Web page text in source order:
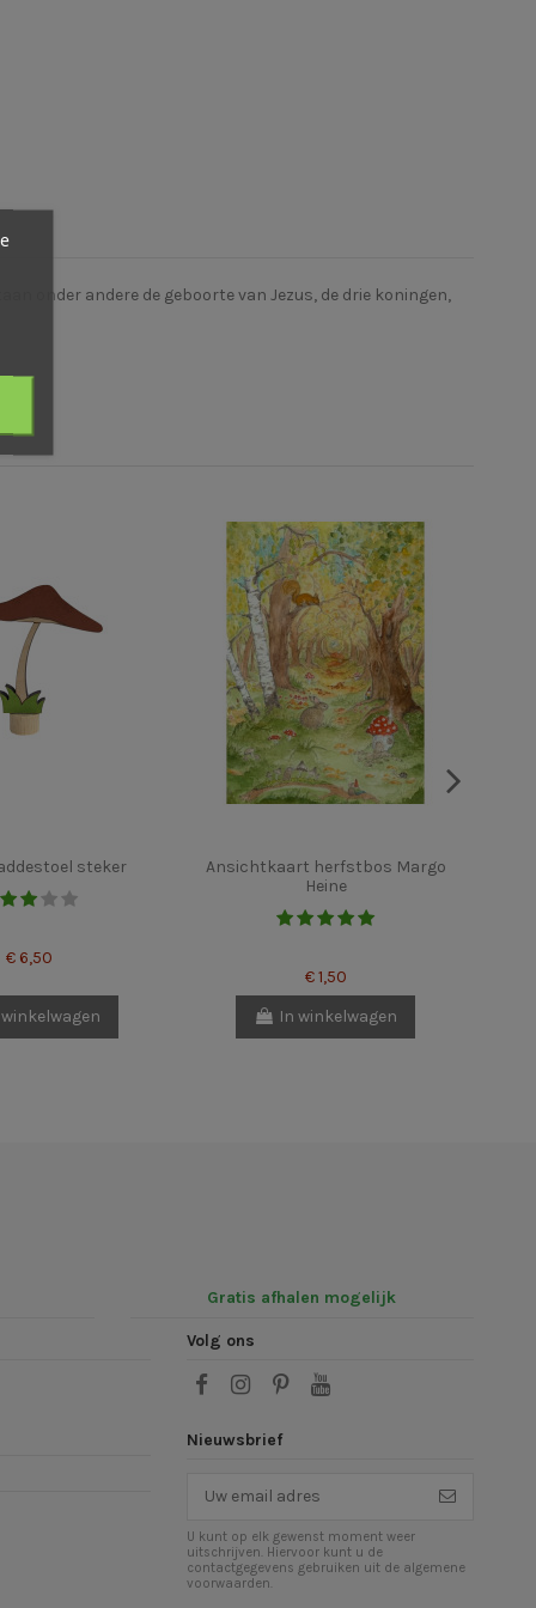
onder andere de geboorte van Jezus, de drie koningen,
steker
€ 6,50
Ansichtkaart herfstbos Margo
Heine
€ 1,50
In winkelwagen
Gratis afhalen mogelijk
Volg ons
Nieuwsbrief
U kunt op elk gewenst moment weer
uitschrijven. Hiervoor kunt u de
contactgegevens gebruiken uit de algemene
voorwaarden.